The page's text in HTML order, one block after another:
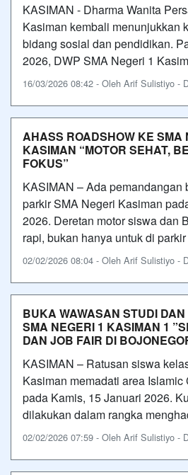
KASIMAN - Dharma Wanita
Kasiman kembali menunjukkan
bidang sosial dan pendidikan.
2026, DWP SMA Negeri 1
16/03/2026 08:42 - Oleh Arif Sulistiyo -
AHASS ROADSHOW KE SMA
KASIMAN “MOTOR SEHAT,
FOKUS”
KASIMAN – Ada pemandangan
parkir SMA Negeri Kasiman
2026. Deretan motor siswa dan
rapi, bukan hanya untuk di parkir
02/02/2026 08:04 - Oleh Arif Sulistiyo -
BUKA WAWASAN STUDI
SMA NEGERI 1 KASIMAN 1
DAN JOB FAIR DI
KASIMAN – Ratusan siswa
Kasiman memadati area
pada Kamis, 15 Januari 2026.
dilakukan dalam rangka
02/02/2026 07:59 - Oleh Arif Sulistiyo -